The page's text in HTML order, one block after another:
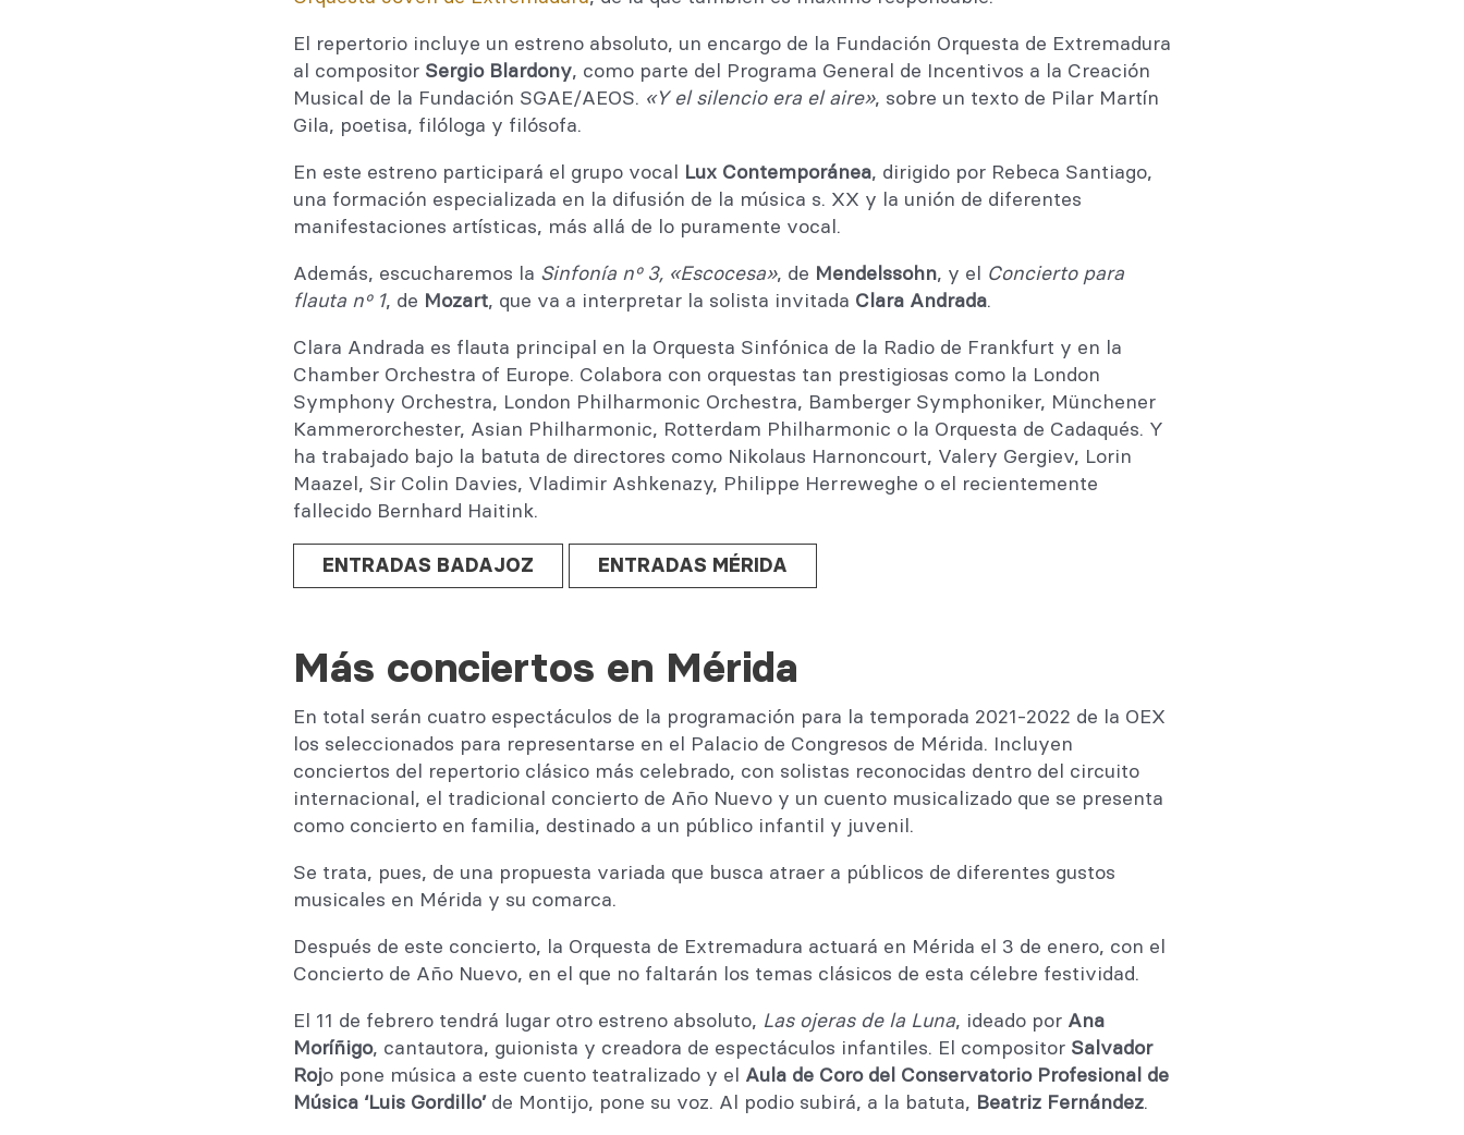
El repertorio incluye un estreno absoluto, un encargo de la Fundación Orquesta de Extremadura
al compositor Sergio Blardony, como parte del Programa General de Incentivos a la Creación
Musical de la Fundación SGAE/AEOS. «Y el silencio era el aire», sobre un texto de Pilar Martín
Gila, poetisa, filóloga y filósofa.
En este estreno participará el grupo vocal Lux Contemporánea, dirigido por Rebeca Santiago,
una formación especializada en la difusión de la música s. XX y la unión de diferentes
manifestaciones artísticas, más allá de lo puramente vocal.
Además, escucharemos la Sinfonía nº 3, «Escocesa», de Mendelssohn, y el Concierto para
flauta nº 1, de Mozart, que va a interpretar la solista invitada Clara Andrada.
Clara Andrada es flauta principal en la Orquesta Sinfónica de la Radio de Frankfurt y en la
Chamber Orchestra of Europe. Colabora con orquestas tan prestigiosas como la London
Symphony Orchestra, London Philharmonic Orchestra, Bamberger Symphoniker, Münchener
Kammerorchester, Asian Philharmonic, Rotterdam Philharmonic o la Orquesta de Cadaqués. Y
ha trabajado bajo la batuta de directores como Nikolaus Harnoncourt, Valery Gergiev, Lorin
Maazel, Sir Colin Davies, Vladimir Ashkenazy, Philippe Herreweghe o el recientemente
fallecido Bernhard Haitink.
ENTRADAS BADAJOZ ENTRADAS MÉRIDA
Más conciertos en Mérida
En total serán cuatro espectáculos de la programación para la temporada 2021-2022 de la OEX
los seleccionados para representarse en el Palacio de Congresos de Mérida. Incluyen
conciertos del repertorio clásico más celebrado, con solistas reconocidas dentro del circuito
internacional, el tradicional concierto de Año Nuevo y un cuento musicalizado que se presenta
como concierto en familia, destinado a un público infantil y juvenil.
Se trata, pues, de una propuesta variada que busca atraer a públicos de diferentes gustos
musicales en Mérida y su comarca.
Después de este concierto, la Orquesta de Extremadura actuará en Mérida el 3 de enero, con el
Concierto de Año Nuevo, en el que no faltarán los temas clásicos de esta célebre festividad.
El 11 de febrero tendrá lugar otro estreno absoluto, Las ojeras de la Luna, ideado por Ana
Moríñigo, cantautora, guionista y creadora de espectáculos infantiles. El compositor Salvador
Rojo pone música a este cuento teatralizado y el Aula de Coro del Conservatorio Profesional de
Música ‘Luis Gordillo’de Montijo, pone su voz. Al podio subirá, a la batuta, Beatriz Fernández.